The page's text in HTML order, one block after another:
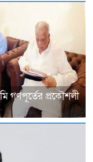
গণপূর্তের প্রকৌশলী